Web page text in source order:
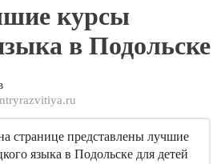
курсы
в Подольске
странице представлены лучшие
языка в Подольске для детей